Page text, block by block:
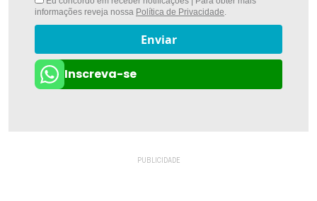
informações reveja nossa Política de Privacidade.
Enviar
Inscreva-se